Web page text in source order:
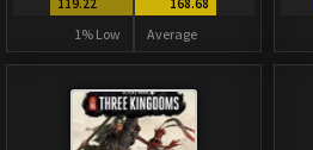
1% Low Average